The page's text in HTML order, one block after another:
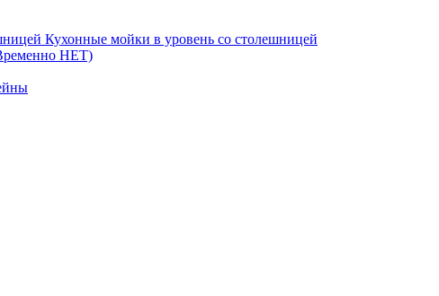
Кухонные мойки в уровень со столешницей
НЕТ)